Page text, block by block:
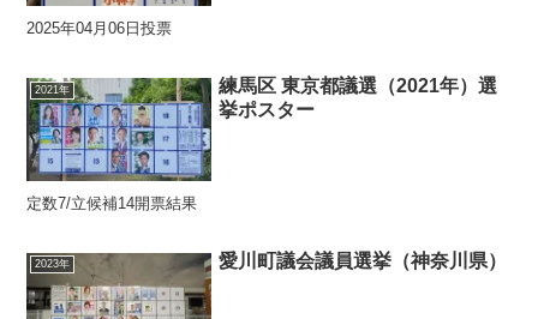
2025年04月06日投票
2021年
練馬区 東京都議選（2021年）選
挙ポスター
定数7/立候補14開票結果
2023年 愛川町議会議員選挙（神奈川県）